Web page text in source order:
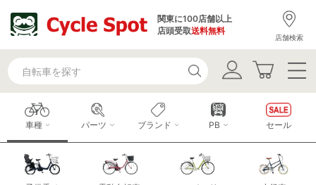
関東に100店舗以上
店頭受取送料無料
店舗検索
車種 パーツ ブランド PB セール